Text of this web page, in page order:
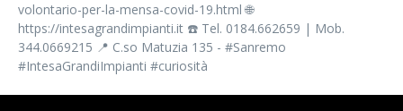
volontario-per-la-mensa-covid-19.html 🌐
https://intesagrandimpianti.it ☎️ Tel. 0184.662659 | Mob.
344.0669215 📍 C.so Matuzia 135 - #Sanremo
#IntesaGrandiImpianti #curiosità